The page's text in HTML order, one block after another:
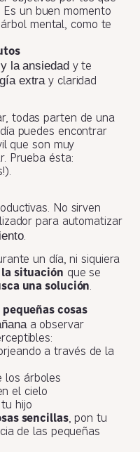
un buen momento
mental, como te
la ansiedady te
extray claridad
todas parten de una
puedes encontrar
que son muy
Prueba ésta:
No sirven
para automatizar
.
un día, ni siquiera
situación que se
una solución.
cosas
a observar
a través de la
los árboles
el cielo
hijo
sencillas, pon tu
de las pequeñas